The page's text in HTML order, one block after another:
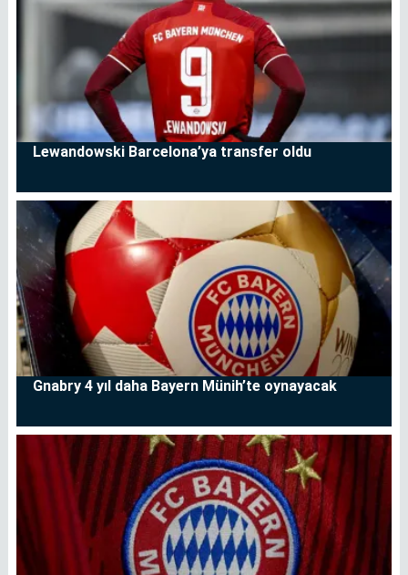
Lewandowski Barcelona’ya transfer oldu
Gnabry 4 yıl daha Bayern Münih’te oynayacak